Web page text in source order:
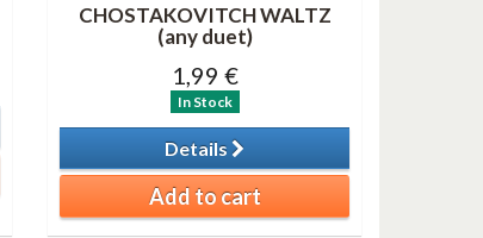
CHOSTAKOVITCH WALTZ
(any duet)
1,99 €
In Stock
Details
Add to cart